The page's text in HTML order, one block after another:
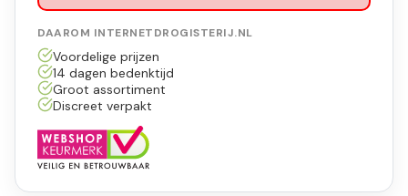
DAAROM INTERNETDROGISTERIJ.NL
Voordelige prijzen
14 dagen bedenktijd
Groot assortiment
Discreet verpakt